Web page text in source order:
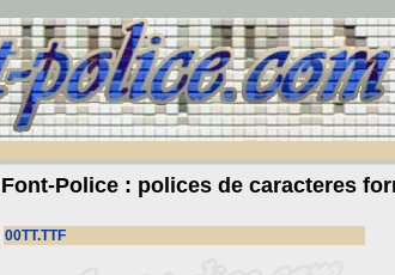
Font-Police : polices de caracteres
00TT.TTF